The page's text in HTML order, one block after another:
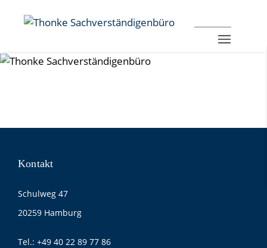
Kontakt
Schulweg 47
20259 Hamburg
Tel.: +49 40 22 89 77 86